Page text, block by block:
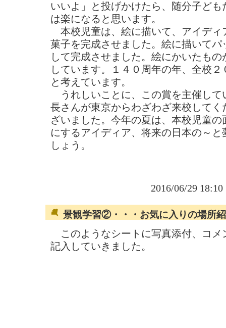
いいよ」と投げかけたら、随分子ども
は楽になると思います。
本校児童は、絵に描いて、アイディ
菓子を完成させました。絵に描いて
して完成させました。絵にかいたも
しています。１４０周年の年、全校
と考えています。
うれしいことに、この賞を主催して
長さんが東京からわざわざ来校して
ざいました。今年の夏は、本校児童
にするアイディア、将来の日本の～
しょう。
2016/06/29
景観学習②・・・お気に入りの場所
このようなシートに写真添付、コメ
記入していきました。